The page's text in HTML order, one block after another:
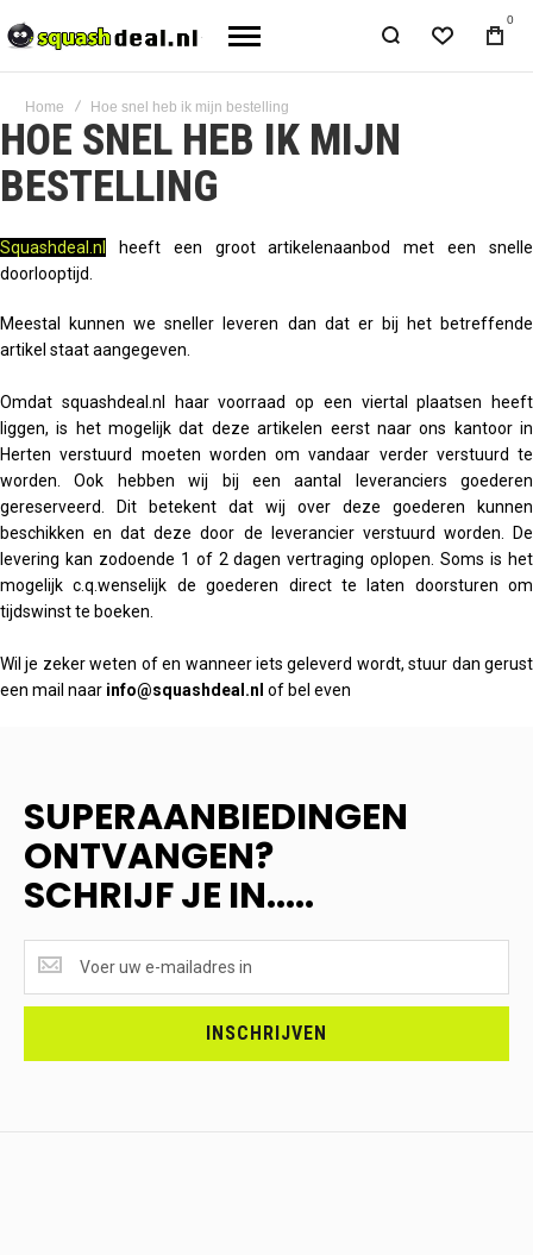
0
Home Hoe snel heb ik mijn bestelling
HOE SNEL HEB IK MIJN
BESTELLING
Squashdeal.nl
heeft een groot artikelenaanbod met een snelle
doorlooptijd.
Meestal kunnen we sneller leveren dan dat er bij het betreffende
artikel staat aangegeven.
Omdat squashdeal.nl haar voorraad op een viertal plaatsen heeft
liggen, is het mogelijk dat deze artikelen eerst naar ons kantoor in
Herten verstuurd moeten worden om vandaar verder verstuurd te
worden. Ook hebben wij bij een aantal leveranciers goederen
gereserveerd. Dit betekent dat wij over deze goederen kunnen
beschikken en dat deze door de leverancier verstuurd worden. De
levering kan zodoende 1 of 2 dagen vertraging oplopen. Soms is het
mogelijk c.q.wenselijk de goederen direct te laten doorsturen om
tijdswinst te boeken.
Wil je zeker weten of en wanneer iets geleverd wordt, stuur dan gerust
een mail naar info@squashdeal.nl of bel even
SUPERAANBIEDINGEN
ONTVANGEN?
SCHRIJF JE IN.....
ONTVANGEN?
<br>SCHRIJF
INSCHRIJVEN